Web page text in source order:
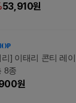
53,910원
리] 이태리 콘티 레
8종
원